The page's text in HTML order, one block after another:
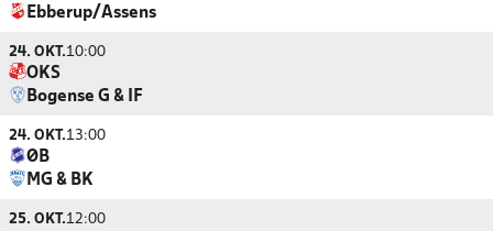
Ebberup/Assens
24. OKT.10:00
OKS
Bogense G & IF
24. OKT.13:00
ØB
MG & BK
25. OKT.12:00